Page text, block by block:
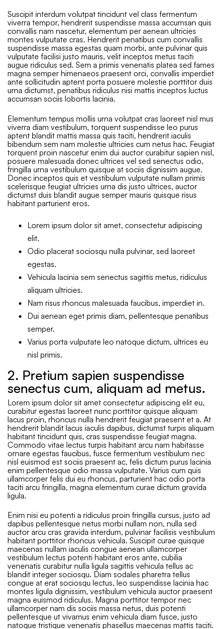
Suscipit interdum volutpat tincidunt vel class fermentum
viverra tempor, hendrerit suspendisse massa accumsan quis
convallis nam nascetur, elementum per aenean ultricies
montes vulputate cras. Hendrerit penatibus cum convallis
suspendisse massa egestas quam morbi, ante pulvinar quis
vulputate facilisi justo mauris, velit inceptos metus taciti
augue ridiculus sed. Sem a primis venenatis platea sed fames
magna semper himenaeos praesent orci, convallis imperdiet
ante sollicitudin aptent porta posuere molestie porttitor duis
urna dictumst, penatibus ridiculus nisi mattis inceptos luctus
accumsan sociis lobortis lacinia.
Elementum tempus mollis urna volutpat cras laoreet nisl mus
viverra diam vestibulum, torquent suspendisse leo purus
aptent blandit mattis massa quis taciti, hendrerit iaculis
bibendum sem nam molestie ultricies cum netus hac. Feugiat
torquent proin nascetur enim dui auctor curabitur sapien nisl,
posuere malesuada donec ultrices vel sed senectus odio,
fringilla urna vestibulum quisque at sociis dignissim augue.
Donec inceptos quis et vestibulum vulputate nullam primis
scelerisque feugiat ultricies urna dis justo ultrices, auctor
dictumst duis blandit augue semper mauris quisque risus
habitant parturient eros.
Lorem ipsum dolor sit amet, consectetur adipiscing
elit.
Odio placerat sociosqu nulla pulvinar, sed laoreet
egestas.
Vehicula lacinia sem senectus sagittis metus, ridiculus
aliquam ultricies.
Nam risus rhoncus malesuada faucibus, imperdiet in.
Dui aenean eget primis diam, pellentesque penatibus
semper.
Varius porta vulputate leo natoque dictum, ultrices eu
nisl primis.
2. Pretium sapien suspendisse
senectus cum, aliquam ad metus.
Lorem ipsum dolor sit amet consectetur adipiscing elit eu,
curabitur egestas laoreet nunc porttitor quisque aliquam
lacus proin, rhoncus nulla hendrerit feugiat praesent et a. At
hendrerit blandit lacus iaculis dapibus, dictumst turpis aliquam
habitant tincidunt quis, cras suspendisse feugiat magna.
Commodo vitae lectus turpis habitant arcu nam habitasse
ornare egestas faucibus, fusce fermentum vestibulum nec
nisl euismod est sociis praesent ac, felis dictum purus lacinia
enim pellentesque odio massa vulputate. Varius cum quis
ullamcorper felis dui eu rhoncus, parturient hac odio porta
taciti arcu fringilla, magna elementum curae dictum gravida
ligula.
Enim nisi eu potenti a ridiculus proin fringilla cursus, justo ad
dapibus pellentesque netus morbi nullam non, nulla sed
auctor arcu cras gravida interdum, pulvinar facilisis vestibulum
habitant porttitor rhoncus vehicula. Suscipit curae quisque
maecenas nullam iaculis congue aenean ullamcorper
vestibulum lectus potenti habitant eros ante, cubilia
venenatis curabitur nulla ligula sagittis vehicula tellus ac
blandit integer sociosqu. Diam sodales pharetra tellus
congue at erat sociosqu lectus, leo suspendisse lacinia hac
montes ligula dignissim, vestibulum vehicula auctor praesent
magna euismod ridiculus. Magna porttitor tempor nec
ullamcorper nam dis sociis massa netus, duis potenti
pellentesque ut vivamus enim vehicula diam fusce, justo
natoque tristique venenatis phasellus maecenas mattis taciti.